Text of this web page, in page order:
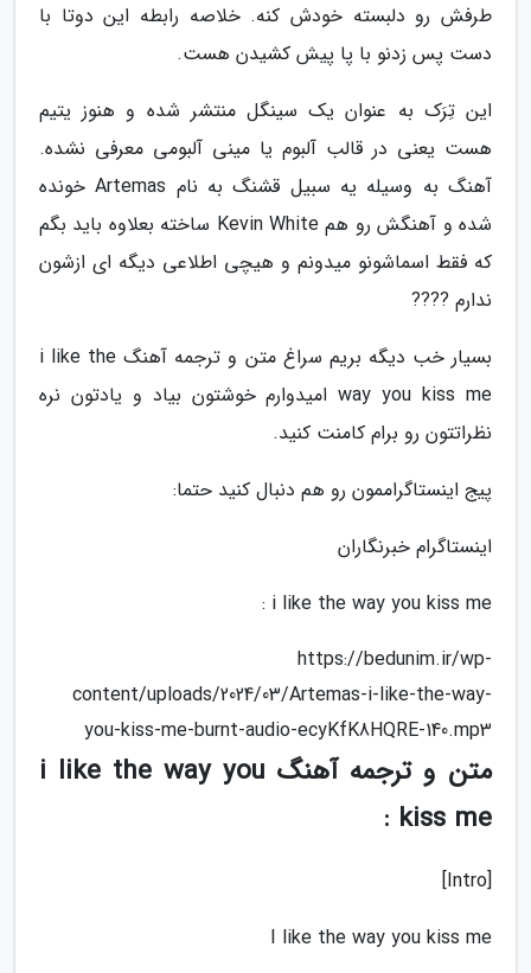
طرفش رو دلبسته خودش کنه. خلاصه رابطه این دوتا با
دست پس زدنو با پا پیش کشیدن هست.
این تِرَک به عنوان یک سینگل منتشر شده و هنوز یتیم
هست یعنی در قالب آلبوم یا مینی آلبومی معرفی نشده.
آهنگ به وسیله یه سبیل قشنگ به نام Artemas خونده
شده و آهنگش رو هم Kevin White ساخته بعلاوه باید بگم
که فقط اسماشونو میدونم و هیچی اطلاعی دیگه ای ازشون
ندارم ????
بسیار خب دیگه بریم سراغ متن و ترجمه آهنگ i like the
way you kiss me امیدوارم خوشتون بیاد و یادتون نره
نظراتتون رو برام کامنت کنید.
پیج اینستاگراممون رو هم دنبال کنید حتما:
اینستاگرام خبرنگاران
i like the way you kiss me :
https://bedunim.ir/wp-
content/uploads/2024/03/Artemas-i-like-the-way-
you-kiss-me-burnt-audio-ecyKfK8HQRE-140.mp3
متن و ترجمه آهنگ i like the way you
kiss me :
[Intro]
I like the way you kiss me